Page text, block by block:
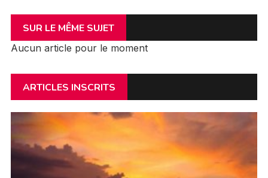
SUR LE MÊME SUJET
Aucun article pour le moment
ARTICLES INSCRITS